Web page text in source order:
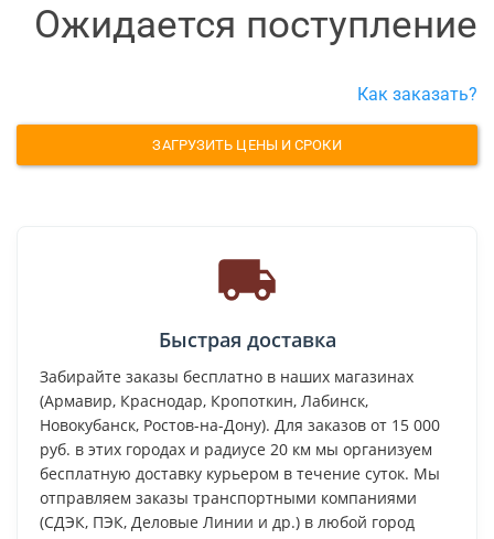
Ожидается поступление
Как заказать?
ЗАГРУЗИТЬ ЦЕНЫ И СРОКИ
Быстрая доставка
Забирайте заказы бесплатно в наших магазинах
(Армавир, Краснодар, Кропоткин, Лабинск,
Новокубанск, Ростов-на-Дону). Для заказов от 15 000
руб. в этих городах и радиусе 20 км мы организуем
бесплатную доставку курьером в течение суток. Мы
отправляем заказы транспортными компаниями
(СДЭК, ПЭК, Деловые Линии и др.) в любой город